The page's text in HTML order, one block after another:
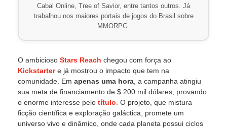
Cabal Online, Tree of Savior, entre tantos outros. Já
trabalhou nos maiores portais de jogos do Brasil sobre
MMORPG.
O ambicioso Stars Reach chegou com força ao
Kickstartere já mostrou o impacto que tem na
comunidade. Em apenas uma hora , a campanha atingiu
sua meta de financiamento de $ 200 mil dólares, provando
o enorme interesse pelo título . O projeto, que mistura
ficção científica e exploração galáctica, promete um
universo vivo e dinâmico, onde cada planeta possui ciclos